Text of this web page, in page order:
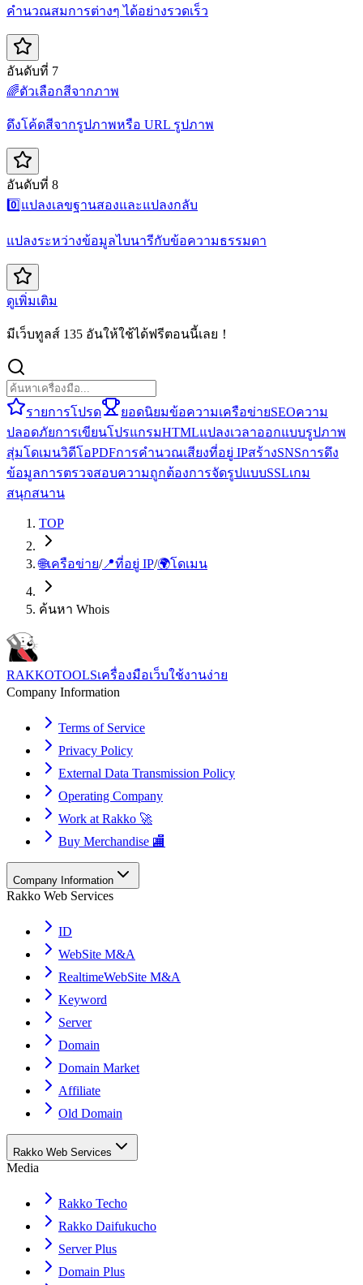
คำนวณสมการต่างๆ ได้อย่างรวดเร็ว
อันดับที่ 7
🌈ตัวเลือกสีจากภาพ
ดึงโค้ดสีจากรูปภาพหรือ URL รูปภาพ
อันดับที่ 8
0️⃣ แปลงเลขฐานสองและแปลงกลับ
แปลงระหว่างข้อมูลไบนารีกับข้อความธรรมดา
ดูเพิ่มเติม
มีเว็บทูลส์ 135 อันให้ใช้ได้ฟรีตอนนี้เลย！
รายการโปรด ยอดนิยมข้อความเครือข่ายSEOความ
ปลอดภัยการเขียนโปรแกรมHTMLแปลงเวลาออกแบบรูปภาพ
สุ่มโดเมนวิดีโอPDFการคำนวณเสียงที่อยู่ IPสร้างSNSการดึง
ข้อมูลการตรวจสอบความถูกต้องการจัดรูปแบบSSLเกม
สนุกสนาน
TOP
🌐เครือข่าย/📍ที่อยู่ IP/🌍โดเมน
ค้นหา Whois
RAKKOTOOLSเครื่องมือเว็บใช้งานง่าย
Company Information
Terms of Service
Privacy Policy
External Data Transmission Policy
Operating Company
Work at Rakko 🚀
Buy Merchandise 🏬
Company Information
Rakko Web Services
ID
WebSite M&A
RealtimeWebSite M&A
Keyword
Server
Domain
Domain Market
Affiliate
Old Domain
Rakko Web Services
Media
Rakko Techo
Rakko Daifukucho
Server Plus
Domain Plus